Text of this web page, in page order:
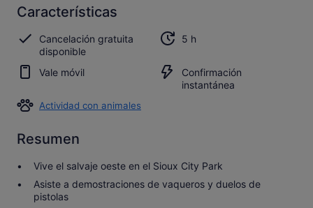
8.4Muy
Abrir los
22 comentarios
Características
Cancelación gratuita
disponible
5 h
Vale móvil
Confirmación
instantánea
Actividad con animales
Resumen
Vive el salvaje oeste en el Sioux City Park
Asiste a demostraciones de vaqueros y duelos de
pistolas